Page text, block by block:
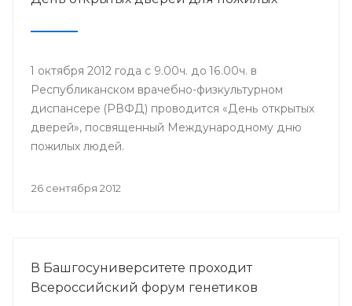
1 октября 2012 года с 9.00ч. до 16.00ч. в
Республиканском врачебно-физкультурном
диспансере (РВФД) проводится «День открытых
дверей», посвященный Международному дню
пожилых людей.
26 сентября 2012
В Башгосуниверситете проходит
Всероссийский форум генетиков